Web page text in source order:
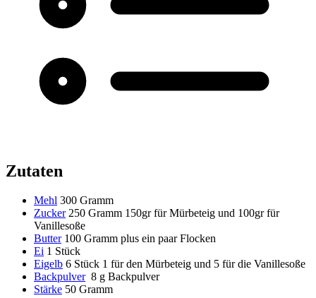
Zutaten
Mehl 300 Gramm
Zucker 250 Gramm 150gr für Mürbeteig und 100gr für
Vanillesoße
Butter 100 Gramm plus ein paar Flocken
Ei 1 Stück
Eigelb 6 Stück 1 für den Mürbeteig und 5 für die Vanillesoße
Backpulver 8 g Backpulver
Stärke 50 Gramm